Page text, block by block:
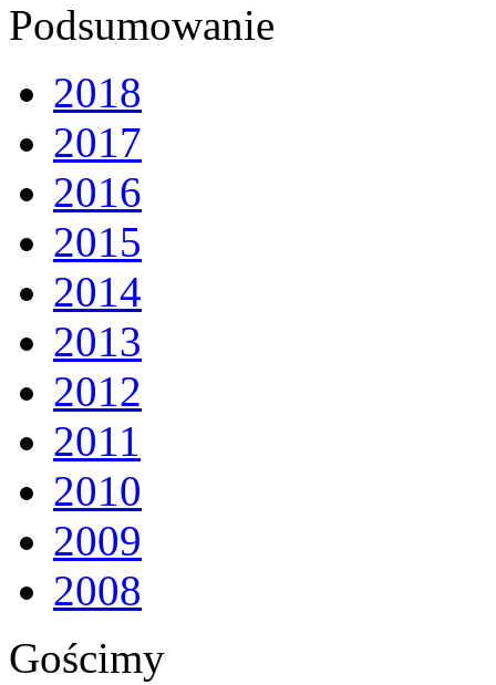
Podsumowanie
2018
2017
2016
2015
2014
2013
2012
2011
2010
2009
2008
Gościmy